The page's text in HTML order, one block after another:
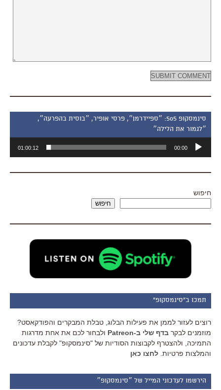
סינמסקופ 505: ״ספיידרמן״, פרסי אופיר, ״בוסית בהפרעה״,
״לגמור את הלילה״
אודיו
00:00
01:00:12
חיפוש
חיפוש
תמכו ב"סינמסקופ"
רוצים לעזור לממן את פעילות הבלוג, טבלת המבקרים והפודקאסט?
מוזמנים לבקר בדף שלי ב-Patreon
ולבחור לכם את אחת מדרגות
התמיכה, ולהצטרף לקבוצות הסודיות של "סינמסקופ" לקבלת עדכונים
והמלצות פרטיות. לחצו כאן
הירשמו לעדכוני המייל של ״סינמסקופ״